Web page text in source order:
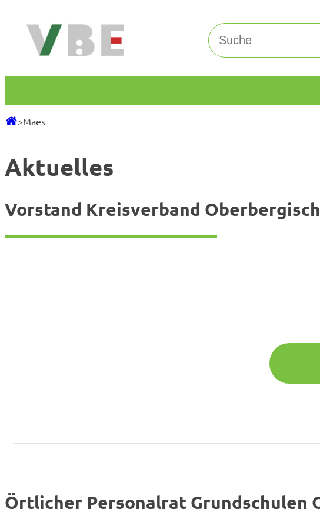
Inhalt
springen
Suchen
>Maes
Aktuelles
Vorstand Kreisverband
Örtlicher Personalrat Grundschulen